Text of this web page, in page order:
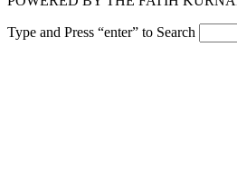
Type and Press “enter” to Search